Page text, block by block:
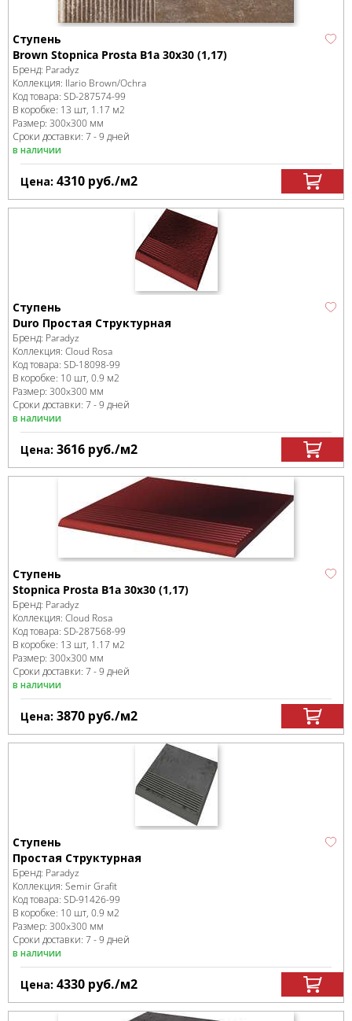
Ступень
Brown Stopnica Prosta B1a 30x30 (1,17)
Бренд: Paradyz
Коллекция: Ilario Brown/Ochra
Код товара: SD-287574-99
В коробке: 13 шт, 1.17 м2
Размер: 300x300 мм
Сроки доставки: 7 - 9 дней
в наличии
Цена: 4310 руб./м2
Ступень
Duro Простая Структурная
Бренд: Paradyz
Коллекция: Cloud Rosa
Код товара: SD-18098-99
В коробке: 10 шт, 0.9 м2
Размер: 300x300 мм
Сроки доставки: 7 - 9 дней
в наличии
Цена: 3616 руб./м2
Ступень
Stopnica Prosta B1a 30x30 (1,17)
Бренд: Paradyz
Коллекция: Cloud Rosa
Код товара: SD-287568-99
В коробке: 13 шт, 1.17 м2
Размер: 300x300 мм
Сроки доставки: 7 - 9 дней
в наличии
Цена: 3870 руб./м2
Ступень
Простая Структурная
Бренд: Paradyz
Коллекция: Semir Grafit
Код товара: SD-91426-99
В коробке: 10 шт, 0.9 м2
Размер: 300x300 мм
Сроки доставки: 7 - 9 дней
в наличии
Цена: 4330 руб./м2